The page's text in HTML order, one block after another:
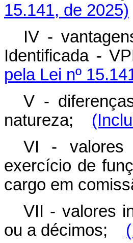
15.141, de 2025)
IV -
Identificada -
pela Lei nº
V -
natureza;
VI - valores
exercício de
cargo em
VII - valores
ou a décimos;